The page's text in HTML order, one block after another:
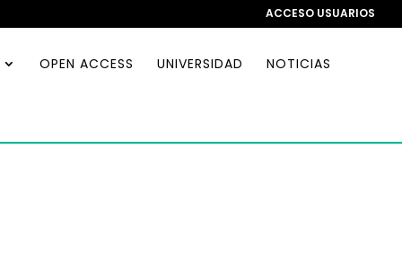
ACCESO USUARIOS
OPEN ACCESS UNIVERSIDAD NOTICIAS